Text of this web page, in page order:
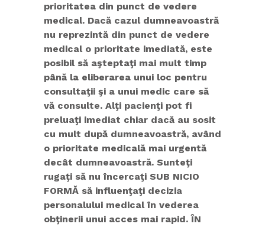
prioritatea din punct de vedere
medical. Dacă cazul dumneavoastră
nu reprezintă din punct de vedere
medical o prioritate imediată, este
posibil să aşteptaţi mai mult timp
până la eliberarea unui loc pentru
consultaţii şi a unui medic care să
vă consulte. Alţi pacienţi pot fi
preluaţi imediat chiar dacă au sosit
cu mult după dumneavoastră, având
o prioritate medicală mai urgentă
decât dumneavoastră. Sunteţi
rugaţi să nu încercaţi SUB NICIO
FORMĂ să influenţaţi decizia
personalului medical în vederea
obţinerii unui acces mai rapid. ÎN